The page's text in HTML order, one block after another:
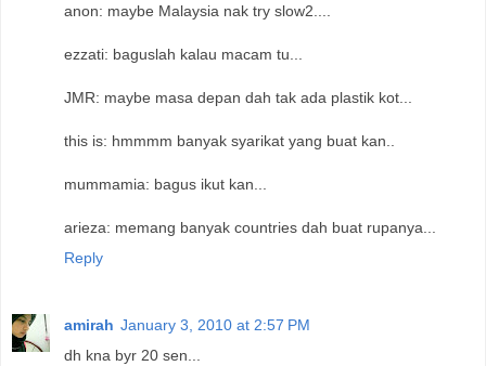
anon: maybe Malaysia nak try slow2....
ezzati: baguslah kalau macam tu...
JMR: maybe masa depan dah tak ada plastik kot...
this is: hmmmm banyak syarikat yang buat kan..
mummamia: bagus ikut kan...
arieza: memang banyak countries dah buat rupanya...
Reply
amirah January 3, 2010 at 2:57 PM
dh kna byr 20 sen...